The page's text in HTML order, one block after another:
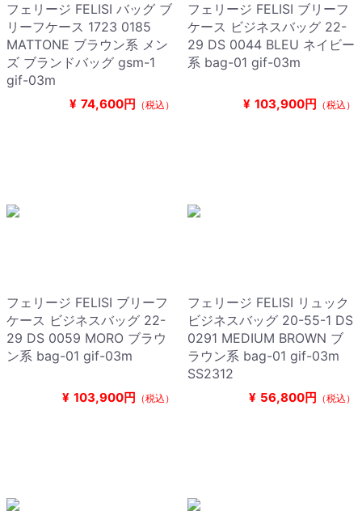
フェリージ FELISI バッグ ブ
リーフケース 1723 0185
MATTONE ブラウン系 メン
ズ ブランドバッグ gsm-1
gif-03m
¥ 74,600円 （税込）
フェリージ FELISI ブリーフ
ケース ビジネスバッグ 22-
29 DS 0044 BLEU ネイビー
系 bag-01 gif-03m
¥ 103,900円 （税込）
フェリージ FELISI ブリーフ
ケース ビジネスバッグ 22-
29 DS 0059 MORO ブラウ
ン系 bag-01 gif-03m
¥ 103,900円 （税込）
フェリージ FELISI リュック
ビジネスバッグ 20-55-1 DS
0291 MEDIUM BROWN ブ
ラウン系 bag-01 gif-03m
SS2312
¥ 56,800円 （税込）